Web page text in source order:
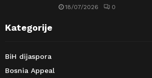
18/07/2026 0
Kategorije
BiH dijaspora
Bosnia Appeal